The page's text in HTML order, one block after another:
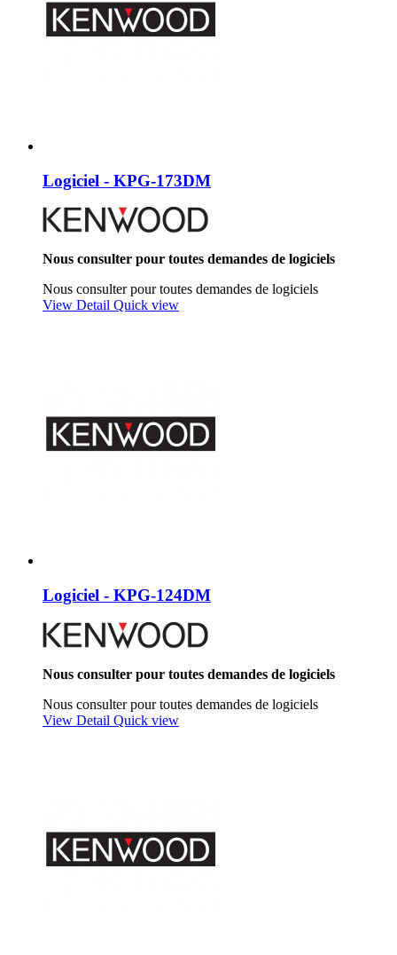
Logiciel - KPG-173DM
Nous consulter pour toutes demandes de logiciels
Nous consulter pour toutes demandes de logiciels
View Detail Quick view
Logiciel - KPG-124DM
Nous consulter pour toutes demandes de logiciels
Nous consulter pour toutes demandes de logiciels
View Detail Quick view